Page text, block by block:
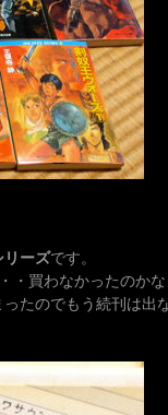
リーズです。
・買わなかったのかな
たのでもう続刊は出